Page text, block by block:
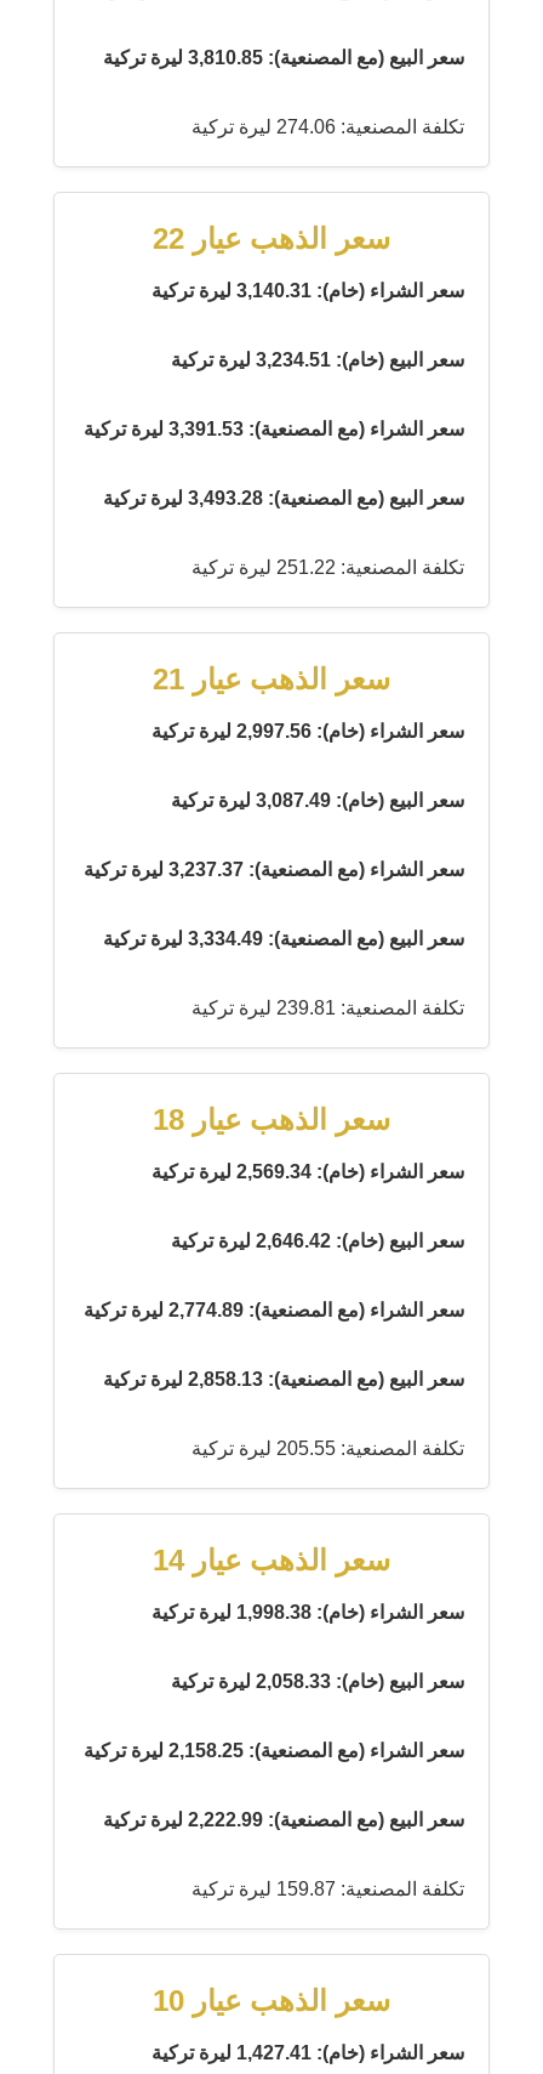
سعر البيع (مع المصنعية): 3,810.85 ليرة تركية
تكلفة المصنعية: 274.06 ليرة تركية
سعر الذهب عيار 22
سعر الشراء (خام): 3,140.31 ليرة تركية
سعر البيع (خام): 3,234.51 ليرة تركية
سعر الشراء (مع المصنعية): 3,391.53 ليرة تركية
سعر البيع (مع المصنعية): 3,493.28 ليرة تركية
تكلفة المصنعية: 251.22 ليرة تركية
سعر الذهب عيار 21
سعر الشراء (خام): 2,997.56 ليرة تركية
سعر البيع (خام): 3,087.49 ليرة تركية
سعر الشراء (مع المصنعية): 3,237.37 ليرة تركية
سعر البيع (مع المصنعية): 3,334.49 ليرة تركية
تكلفة المصنعية: 239.81 ليرة تركية
سعر الذهب عيار 18
سعر الشراء (خام): 2,569.34 ليرة تركية
سعر البيع (خام): 2,646.42 ليرة تركية
سعر الشراء (مع المصنعية): 2,774.89 ليرة تركية
سعر البيع (مع المصنعية): 2,858.13 ليرة تركية
تكلفة المصنعية: 205.55 ليرة تركية
سعر الذهب عيار 14
سعر الشراء (خام): 1,998.38 ليرة تركية
سعر البيع (خام): 2,058.33 ليرة تركية
سعر الشراء (مع المصنعية): 2,158.25 ليرة تركية
سعر البيع (مع المصنعية): 2,222.99 ليرة تركية
تكلفة المصنعية: 159.87 ليرة تركية
سعر الذهب عيار 10
سعر الشراء (خام): 1,427.41 ليرة تركية